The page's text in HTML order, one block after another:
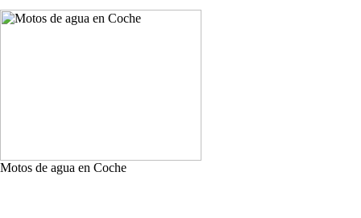
Motos de agua en Coche